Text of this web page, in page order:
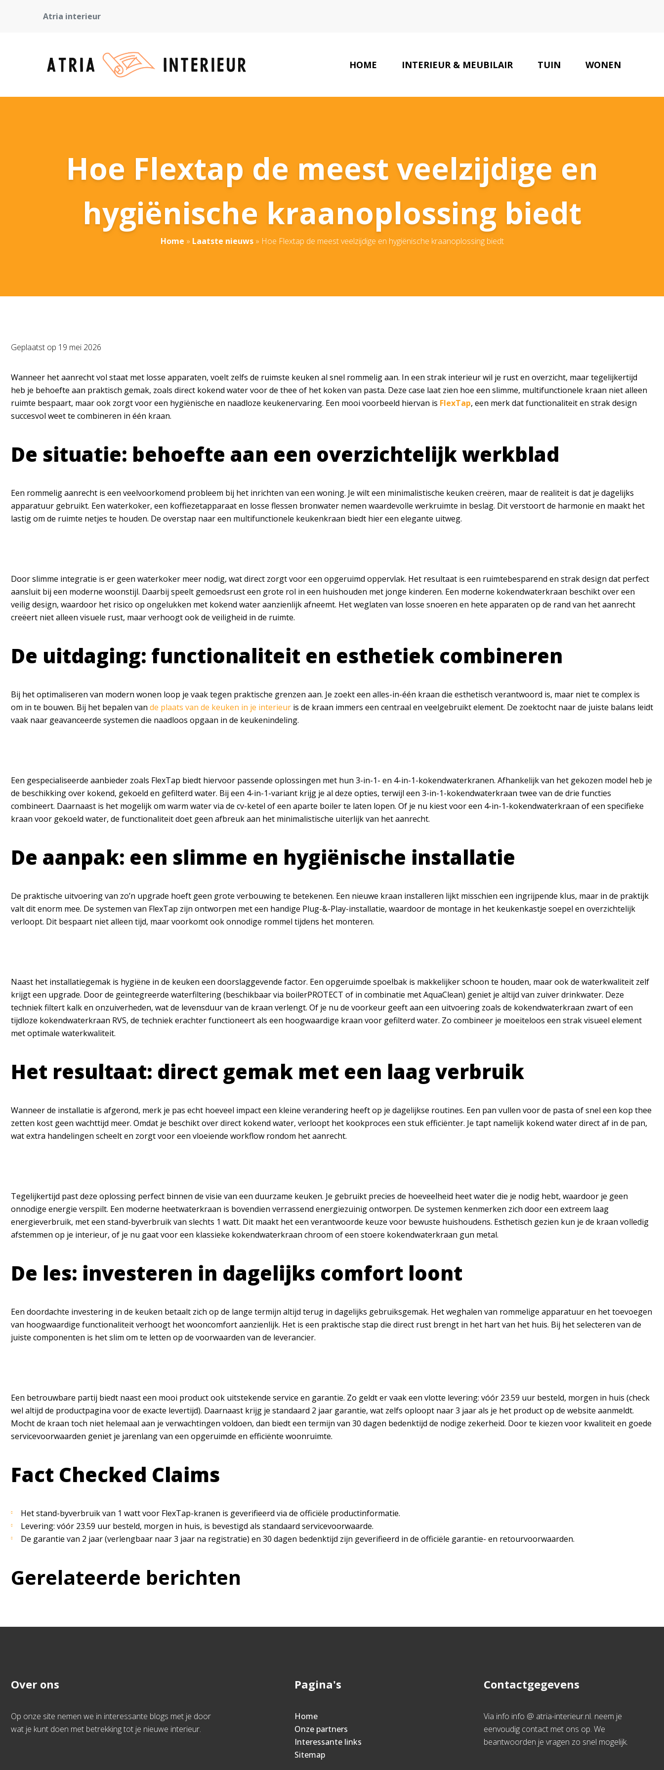
Atria interieur
HOME INTERIEUR & MEUBILAIR TUIN WONEN
Hoe Flextap de meest veelzijdige en
hygiënische kraanoplossing biedt
Home » Laatste nieuws» Hoe Flextap de meest veelzijdige en hygiënische kraanoplossing biedt
Geplaatst op 19 mei 2026
Wanneer het aanrecht vol staat met losse apparaten, voelt zelfs de ruimste keuken al snel rommelig aan. In een strak interieur wil je rust en overzicht, maar tegelijkertijd
heb je behoefte aan praktisch gemak, zoals direct kokend water voor de thee of het koken van pasta. Deze case laat zien hoe een slimme, multifunctionele kraan niet alleen
ruimte bespaart, maar ook zorgt voor een hygiënische en naadloze keukenervaring. Een mooi voorbeeld hiervan is FlexTap, een merk dat functionaliteit en strak design
succesvol weet te combineren in één kraan.
De situatie: behoefte aan een overzichtelijk werkblad
Een rommelig aanrecht is een veelvoorkomend probleem bij het inrichten van een woning. Je wilt een minimalistische keuken creëren, maar de realiteit is dat je dagelijks
apparatuur gebruikt. Een waterkoker, een koffiezetapparaat en losse flessen bronwater nemen waardevolle werkruimte in beslag. Dit verstoort de harmonie en maakt het
lastig om de ruimte netjes te houden. De overstap naar een multifunctionele keukenkraan biedt hier een elegante uitweg.
Door slimme integratie is er geen waterkoker meer nodig, wat direct zorgt voor een opgeruimd oppervlak. Het resultaat is een ruimtebesparend en strak design dat perfect
aansluit bij een moderne woonstijl. Daarbij speelt gemoedsrust een grote rol in een huishouden met jonge kinderen. Een moderne kokendwaterkraan beschikt over een
veilig design, waardoor het risico op ongelukken met kokend water aanzienlijk afneemt. Het weglaten van losse snoeren en hete apparaten op de rand van het aanrecht
creëert niet alleen visuele rust, maar verhoogt ook de veiligheid in de ruimte.
De uitdaging: functionaliteit en esthetiek combineren
Bij het optimaliseren van modern wonen loop je vaak tegen praktische grenzen aan. Je zoekt een alles-in-één kraan die esthetisch verantwoord is, maar niet te complex is
om in te bouwen. Bij het bepalen van de plaats van de keuken in je interieur is de kraan immers een centraal en veelgebruikt element. De zoektocht naar de juiste balans leidt
vaak naar geavanceerde systemen die naadloos opgaan in de keukenindeling.
Een gespecialiseerde aanbieder zoals FlexTap biedt hiervoor passende oplossingen met hun 3-in-1- en 4-in-1-kokendwaterkranen. Afhankelijk van het gekozen model heb je
de beschikking over kokend, gekoeld en gefilterd water. Bij een 4-in-1-variant krijg je al deze opties, terwijl een 3-in-1-kokendwaterkraan twee van de drie functies
combineert. Daarnaast is het mogelijk om warm water via de cv-ketel of een aparte boiler te laten lopen. Of je nu kiest voor een 4-in-1-kokendwaterkraan of een specifieke
kraan voor gekoeld water, de functionaliteit doet geen afbreuk aan het minimalistische uiterlijk van het aanrecht.
De aanpak: een slimme en hygiënische installatie
De praktische uitvoering van zo’n upgrade hoeft geen grote verbouwing te betekenen. Een nieuwe kraan installeren lijkt misschien een ingrijpende klus, maar in de praktijk
valt dit enorm mee. De systemen van FlexTap zijn ontworpen met een handige Plug-&-Play-installatie, waardoor de montage in het keukenkastje soepel en overzichtelijk
verloopt. Dit bespaart niet alleen tijd, maar voorkomt ook onnodige rommel tijdens het monteren.
Naast het installatiegemak is hygiëne in de keuken een doorslaggevende factor. Een opgeruimde spoelbak is makkelijker schoon te houden, maar ook de waterkwaliteit zelf
krijgt een upgrade. Door de geïntegreerde waterfiltering (beschikbaar via boilerPROTECT of in combinatie met AquaClean) geniet je altijd van zuiver drinkwater. Deze
techniek filtert kalk en onzuiverheden, wat de levensduur van de kraan verlengt. Of je nu de voorkeur geeft aan een uitvoering zoals de kokendwaterkraan zwart of een
tijdloze kokendwaterkraan RVS, de techniek erachter functioneert als een hoogwaardige kraan voor gefilterd water. Zo combineer je moeiteloos een strak visueel element
met optimale waterkwaliteit.
Het resultaat: direct gemak met een laag verbruik
Wanneer de installatie is afgerond, merk je pas echt hoeveel impact een kleine verandering heeft op je dagelijkse routines. Een pan vullen voor de pasta of snel een kop thee
zetten kost geen wachttijd meer. Omdat je beschikt over direct kokend water, verloopt het kookproces een stuk efficiënter. Je tapt namelijk kokend water direct af in de pan,
wat extra handelingen scheelt en zorgt voor een vloeiende workflow rondom het aanrecht.
Tegelijkertijd past deze oplossing perfect binnen de visie van een duurzame keuken. Je gebruikt precies de hoeveelheid heet water die je nodig hebt, waardoor je geen
onnodige energie verspilt. Een moderne heetwaterkraan is bovendien verrassend energiezuinig ontworpen. De systemen kenmerken zich door een extreem laag
energieverbruik, met een stand-byverbruik van slechts 1 watt. Dit maakt het een verantwoorde keuze voor bewuste huishoudens. Esthetisch gezien kun je de kraan volledig
afstemmen op je interieur, of je nu gaat voor een klassieke kokendwaterkraan chroom of een stoere kokendwaterkraan gun metal.
De les: investeren in dagelijks comfort loont
Een doordachte investering in de keuken betaalt zich op de lange termijn altijd terug in dagelijks gebruiksgemak. Het weghalen van rommelige apparatuur en het toevoegen
van hoogwaardige functionaliteit verhoogt het wooncomfort aanzienlijk. Het is een praktische stap die direct rust brengt in het hart van het huis. Bij het selecteren van de
juiste componenten is het slim om te letten op de voorwaarden van de leverancier.
Een betrouwbare partij biedt naast een mooi product ook uitstekende service en garantie. Zo geldt er vaak een vlotte levering: vóór 23.59 uur besteld, morgen in huis (check
wel altijd de productpagina voor de exacte levertijd). Daarnaast krijg je standaard 2 jaar garantie, wat zelfs oploopt naar 3 jaar als je het product op de website aanmeldt.
Mocht de kraan toch niet helemaal aan je verwachtingen voldoen, dan biedt een termijn van 30 dagen bedenktijd de nodige zekerheid. Door te kiezen voor kwaliteit en goede
servicevoorwaarden geniet je jarenlang van een opgeruimde en efficiënte woonruimte.
Fact Checked Claims
Het stand-byverbruik van 1 watt voor FlexTap-kranen is geverifieerd via de officiële productinformatie.
Levering: vóór 23.59 uur besteld, morgen in huis, is bevestigd als standaard servicevoorwaarde.
De garantie van 2 jaar (verlengbaar naar 3 jaar na registratie) en 30 dagen bedenktijd zijn geverifieerd in de officiële garantie- en retourvoorwaarden.
Gerelateerde berichten
Over ons
Op onze site nemen we in interessante blogs met je door
wat je kunt doen met betrekking tot je nieuwe interieur.
Pagina's
Home
Onze partners
Interessante links
Sitemap
Contactgegevens
Via info info @ atria-interieur.nl. neem je
eenvoudig contact met ons op. We
beantwoorden je vragen zo snel mogelijk.